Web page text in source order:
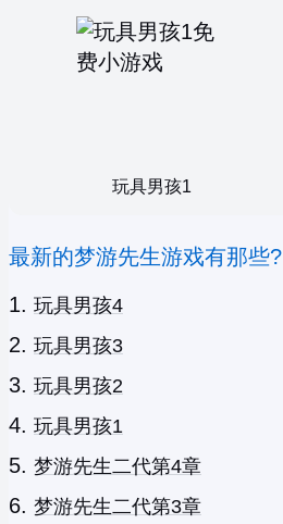
玩具男孩1
最新的梦游先生游戏有那些?
玩具男孩4
玩具男孩3
玩具男孩2
玩具男孩1
梦游先生二代第4章
梦游先生二代第3章